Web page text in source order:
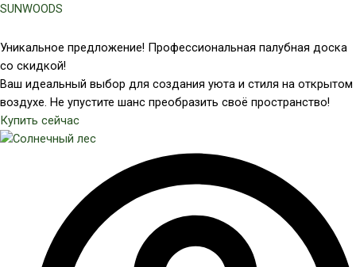
Перейти
содержимому
SUNWOODS
Уникальное предложение! Профессиональная палубная доска
со скидкой!
Ваш идеальный выбор для создания уюта и стиля на открытом
воздухе. Не упустите шанс преобразить своё пространство!
Купить сейчас